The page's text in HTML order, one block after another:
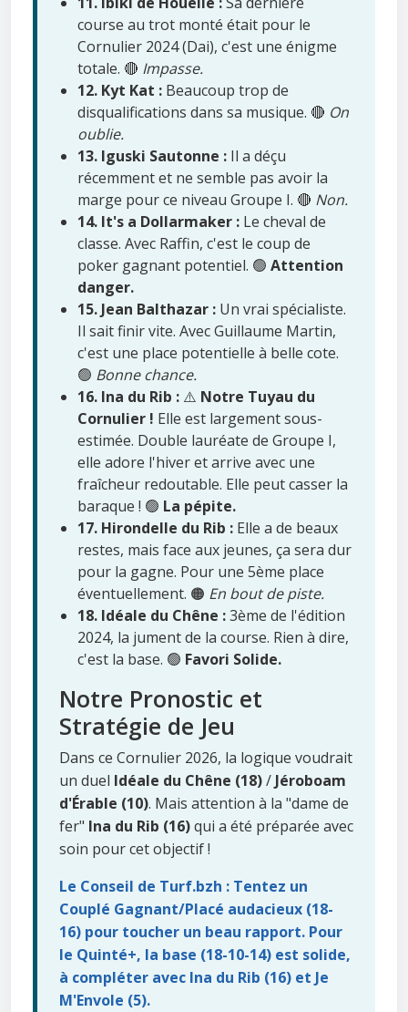
course au trot monté était pour le
Cornulier 2024 (Dai), c'est une énigme
totale. 🔴 Impasse.
12. Kyt Kat : Beaucoup trop de
disqualifications dans sa musique. 🔴 On
oublie.
13. Iguski Sautonne : Il a déçu
récemment et ne semble pas avoir la
marge pour ce niveau Groupe I. 🔴 Non.
14. It's a Dollarmaker : Le cheval de
classe. Avec Raffin, c'est le coup de
poker gagnant potentiel. 🟢 Attention
danger.
15. Jean Balthazar : Un vrai spécialiste.
Il sait finir vite. Avec Guillaume Martin,
c'est une place potentielle à belle cote.
🟢 Bonne chance.
16. Ina du Rib : ⚠️ Notre Tuyau du
Cornulier ! Elle est largement sous-
estimée. Double lauréate de Groupe I,
elle adore l'hiver et arrive avec une
fraîcheur redoutable. Elle peut casser la
baraque ! 🟢 La pépite.
17. Hirondelle du Rib : Elle a de beaux
restes, mais face aux jeunes, ça sera dur
pour la gagne. Pour une 5ème place
éventuellement. 🟠 En bout de piste.
18. Idéale du Chêne :3ème de l'édition
2024, la jument de la course. Rien à dire,
c'est la base. 🟢 Favori Solide.
Notre Pronostic et
Stratégie de Jeu
Dans ce Cornulier 2026, la logique voudrait
un duel Idéale du Chêne (18)/ Jéroboam
d'Érable (10). Mais attention à la "dame de
fer" Ina du Rib (16)qui a été préparée avec
soin pour cet objectif !
Le Conseil de Turf.bzh : Tentez un
Couplé Gagnant/Placé audacieux (18-
16) pour toucher un beau rapport. Pour
le Quinté+, la base (18-10-14) est solide,
à compléter avec Ina du Rib (16) et Je
M'Envole (5).